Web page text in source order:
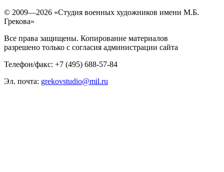
© 2009—2026 «Студия военных художников имени М.Б.
Грекова»
Все права защищены. Копирование материалов
разрешено только с согласия администрации сайта
Телефон/факс: +7 (495) 688-57-84
Эл. почта: grekovstudio@mil.ru